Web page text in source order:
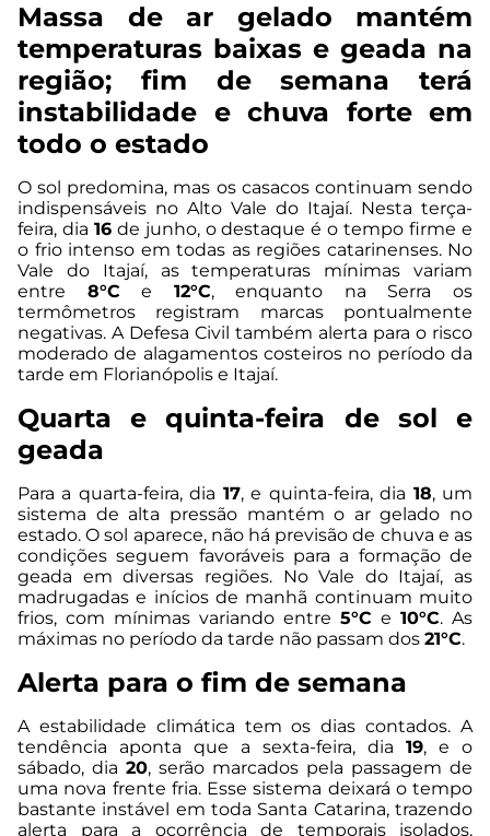
Massa de ar gelado mantém
temperaturas baixas e geada na
região; fim de semana terá
instabilidade e chuva forte em
todo o estado
O sol predomina, mas os casacos continuam sendo
indispensáveis no Alto Vale do Itajaí. Nesta terça-
feira, dia 16de junho, o destaque é o tempo firme e
o frio intenso em todas as regiões catarinenses. No
Vale do Itajaí, as temperaturas mínimas variam
entre 8°C e 12°C, enquanto na Serra os
termômetros registram marcas pontualmente
negativas. A Defesa Civil também alerta para o risco
moderado de alagamentos costeiros no período da
tarde em Florianópolis e Itajaí.
Quarta e quinta-feira de sol e
geada
Para a quarta-feira, dia 17, e quinta-feira, dia 18, um
sistema de alta pressão mantém o ar gelado no
estado. O sol aparece, não há previsão de chuva e as
condições seguem favoráveis para a formação de
geada em diversas regiões. No Vale do Itajaí, as
madrugadas e inícios de manhã continuam muito
frios, com mínimas variando entre 5°C e 10°C. As
máximas no período da tarde não passam dos 21°C.
Alerta para o fim de semana
A estabilidade climática tem os dias contados. A
tendência aponta que a sexta-feira, dia 19, e o
sábado, dia 20, serão marcados pela passagem de
uma nova frente fria. Esse sistema deixará o tempo
bastante instável em toda Santa Catarina, trazendo
alerta para a ocorrência de temporais isolados,